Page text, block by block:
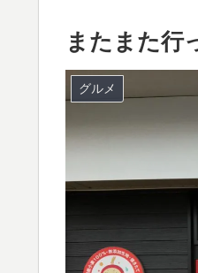
またまた行
グルメ